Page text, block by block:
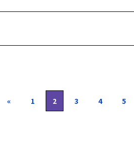
« 1 2 3 4 5